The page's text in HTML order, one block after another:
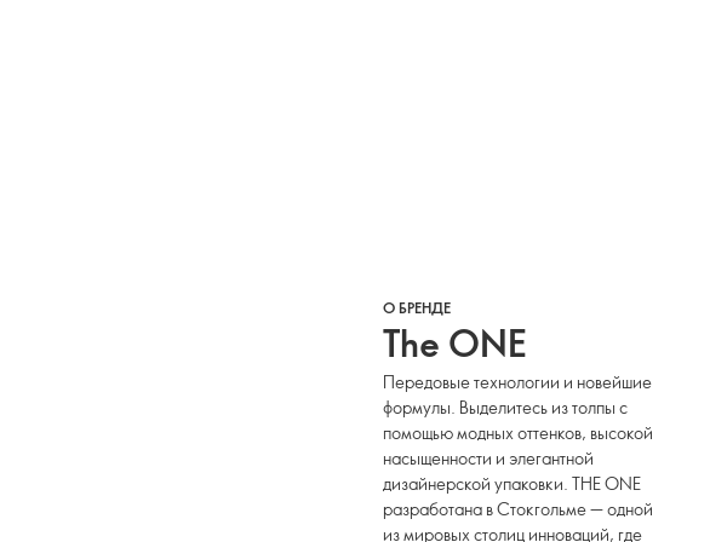
О БРЕНДЕ
The ONE
Передовые технологии и новейшие
формулы. Выделитесь из толпы с
помощью модных оттенков, высокой
насыщенности и элегантной
дизайнерской упаковки. THE ONE
разработана в Стокгольме — одной
из мировых столиц инноваций, где